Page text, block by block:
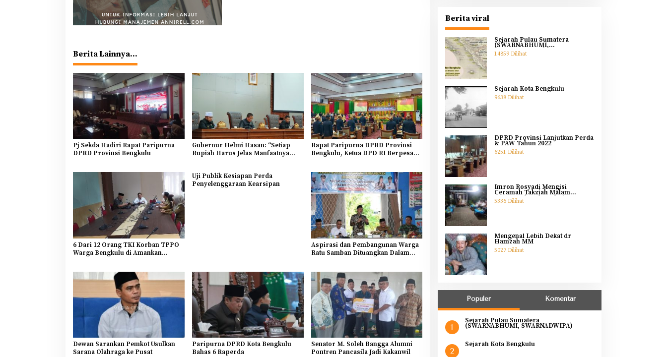
Berita Lainnya...
Pj Sekda Hadiri Rapat Paripurna
DPRD Provinsi Bengkulu
Gubernur Helmi Hasan: “Setiap
Rupiah Harus Jelas Manfaatnya
Rapat Paripurna DPRD Provinsi
Bengkulu, Ketua DPD RI Berpesan
6 Dari 12 Orang TKI Korban TPPO
Warga Bengkulu di Amankan
Uji Publik Kesiapan Perda
Penyelenggaraan Kearsipan
Aspirasi dan Pembangunan Warga
Ratu Samban Dituangkan Dalam
Dewan Sarankan Pemkot Usulkan
Sarana Olahraga ke Pusat
Paripurna DPRD Kota Bengkulu
Bahas 6 Raperda
Senator M. Soleh Bangga Alumni
Pontren Pancasila Jadi Kakanwil
Berita viral
Sejarah Pulau Sumatera
(SWARNABHUMI,
SWARNADWIPA)
14859 Dilihat
Sejarah Kota Bengkulu
9638 Dilihat
DPRD Provinsi Lanjutkan Perda
& PAW Tahun 2022
6251 Dilihat
Imron Rosyadi Mengisi
Ceramah Takziah Malam
Pertama Ibunda Helmi
5336 Dilihat
Mengenal Lebih Dekat dr
Hamzah MM
5027 Dilihat
Populer Komentar
1
Sejarah Pulau Sumatera
(SWARNABHUMI, SWARNADWIPA)
2
Sejarah Kota Bengkulu